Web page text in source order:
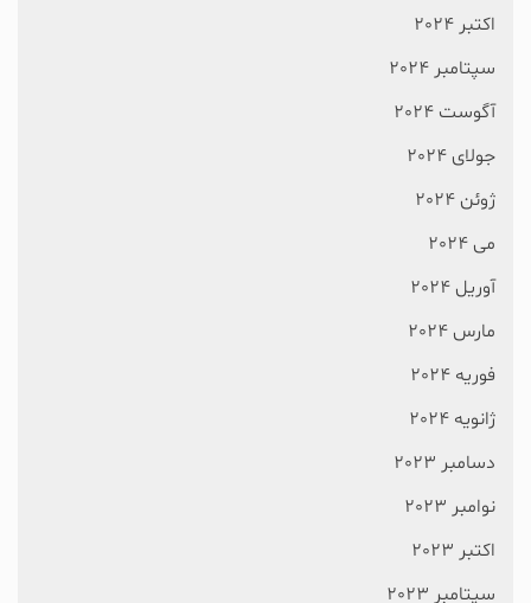
اکتبر 2024
سپتامبر 2024
آگوست 2024
جولای 2024
ژوئن 2024
می 2024
آوریل 2024
مارس 2024
فوریه 2024
ژانویه 2024
دسامبر 2023
نوامبر 2023
اکتبر 2023
سپتامبر 2023